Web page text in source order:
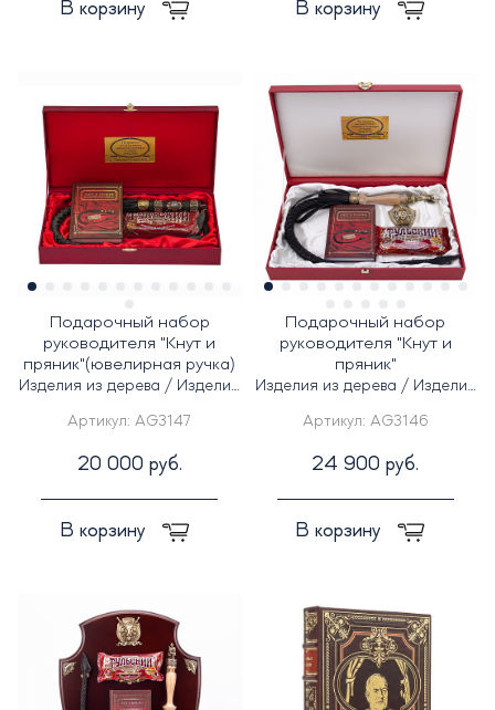
В корзину В корзину
Подарочный набор
руководителя "Кнут и
пряник"(ювелирная ручка)
Изделия из дерева / Изделия
Артикул:AG3147
20 000 руб.
В корзину
Подарочный набор
руководителя "Кнут и
пряник"
Изделия из дерева / Изделия
Артикул: AG3146
24 900 руб.
В корзину